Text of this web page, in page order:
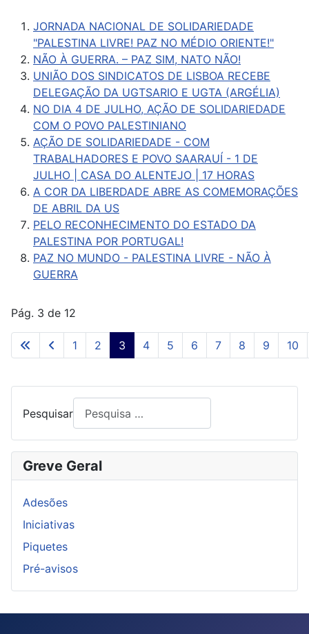
JORNADA NACIONAL DE SOLIDARIEDADE
"PALESTINA LIVRE! PAZ NO MÉDIO ORIENTE!"
NÃO À GUERRA. – PAZ SIM, NATO NÃO!
UNIÃO DOS SINDICATOS DE LISBOA RECEBE
DELEGAÇÃO DA UGTSARIO E UGTA (ARGÉLIA)
NO DIA 4 DE JULHO, AÇÃO DE SOLIDARIEDADE
COM O POVO PALESTINIANO
AÇÃO DE SOLIDARIEDADE - COM
TRABALHADORES E POVO SAARAUÍ - 1 DE
JULHO | CASA DO ALENTEJO | 17 HORAS
A COR DA LIBERDADE ABRE AS COMEMORAÇÕES
DE ABRIL DA US
PELO RECONHECIMENTO DO ESTADO DA
PALESTINA POR PORTUGAL!
PAZ NO MUNDO - PALESTINA LIVRE - NÃO À
GUERRA
Pág. 3 de 12
1 2 3 4 5 6 7 8 9 10
Pesquisar
Greve Geral
Adesões
Iniciativas
Piquetes
Pré-avisos